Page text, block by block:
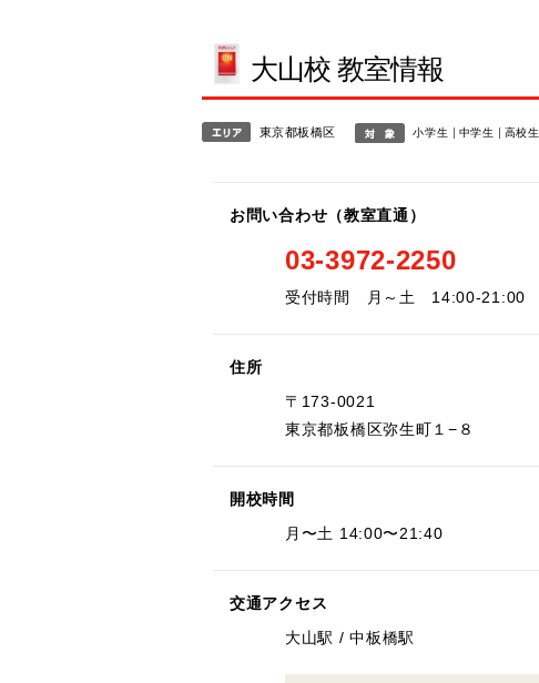
大山校 教室情報
東京都板橋区 小学生 中学生 高校生
お問い合わせ（教室直通）
03-3972-2250
受付時間 月～土 14:00-21:00
住所
〒173-0021
東京都板橋区弥生町１−８
開校時間
月〜土 14:00〜21:40
交通アクセス
大山駅 / 中板橋駅